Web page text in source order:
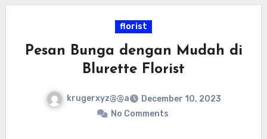
florist
Pesan Bunga dengan Mudah di
Blurette Florist
krugerxyz@@a
December 10, 2023
No Comments